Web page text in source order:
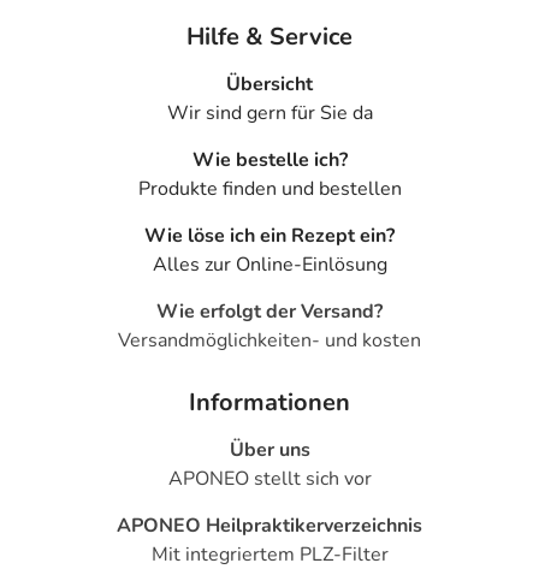
Hilfe & Service
Übersicht
Wir sind gern für Sie da
Wie bestelle ich?
Produkte finden und bestellen
Wie löse ich ein Rezept ein?
Alles zur Online-Einlösung
Wie erfolgt der Versand?
Versandmöglichkeiten- und kosten
Informationen
Über uns
APONEO stellt sich vor
APONEO Heilpraktikerverzeichnis
Mit integriertem PLZ-Filter